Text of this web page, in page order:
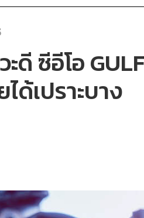
ะดี ซีอีโอ
ด้เปราะบาง